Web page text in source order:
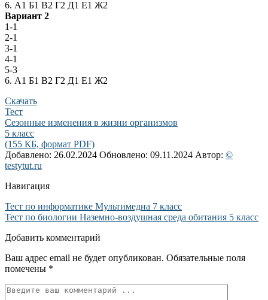
6. А1 Б1 В2 Г2 Д1 Е1 Ж2
Вариант 2
1-1
2-1
3-1
4-1
5-3
6. А1 Б1 В2 Г2 Д1 Е1 Ж2
Скачать
Тест
Сезонные изменения в жизни организмов
5 класс
(155 КБ, формат PDF)
Добавлено: 26.02.2024 Обновлено: 09.11.2024 Автор: ©
testytut.ru
Навигация
Тест по информатике Мультимедиа 7 класс
Тест по биологии Наземно-воздушная среда обитания 5 класс
Добавить комментарий
Ваш адрес email не будет опубликован. Обязательные поля
помечены *